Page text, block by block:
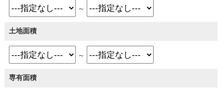
～
土地面積
～
専有面積